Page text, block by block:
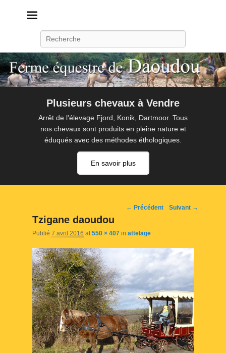
Plusieurs chevaux à Vendre
Arrêt de l'élevage Fjord, Konik, Dartmoor. Tous
nos chevaux sont produits en pleine nature et
éduqués avec des méthodes éthologiques.
En savoir plus
Navigation
← Précédent Suivant →
Tzigane daoudou
Publié 7 avril 2016 at 550 × 407 in attelage